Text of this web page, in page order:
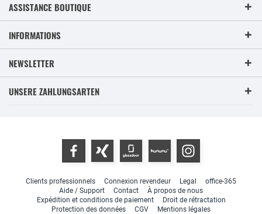
ASSISTANCE BOUTIQUE
INFORMATIONS
NEWSLETTER
UNSERE ZAHLUNGSARTEN
Clients professionnels Connexion revendeur Legal
office-365
Aide / Support
Contact
À propos de nous
Expédition et conditions de paiement
Droit de rétractation
Protection des données
CGV Mentions légales